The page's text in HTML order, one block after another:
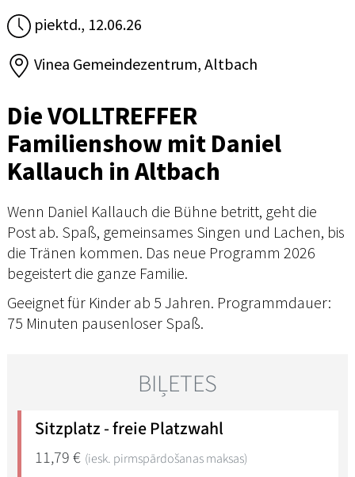
piektd., 12.06.26
Vinea Gemeindezentrum, Altbach
Die VOLLTREFFER
Familienshow mit Daniel
Kallauch in Altbach
Wenn Daniel Kallauch die Bühne betritt, geht die
Post ab. Spaß, gemeinsames Singen und Lachen, bis
die Tränen kommen. Das neue Programm 2026
begeistert die ganze Familie.
Geeignet für Kinder ab 5 Jahren. Programmdauer:
75 Minuten pausenloser Spaß.